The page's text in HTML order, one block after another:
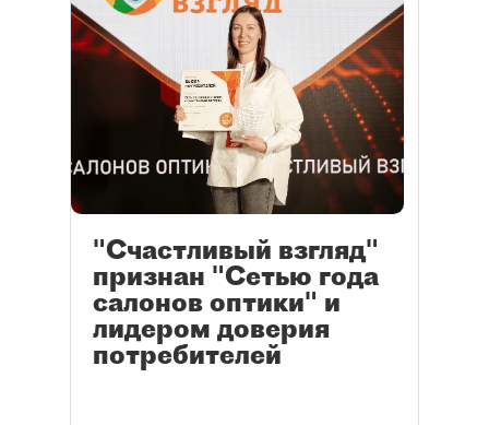
"Счастливый взгляд"
признан "Сетью года
салонов оптики" и
лидером доверия
потребителей